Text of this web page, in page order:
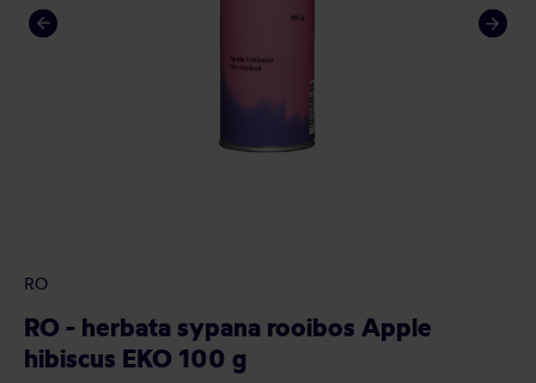
RO
RO - herbata sypana rooibos Apple
hibiscus EKO 100 g